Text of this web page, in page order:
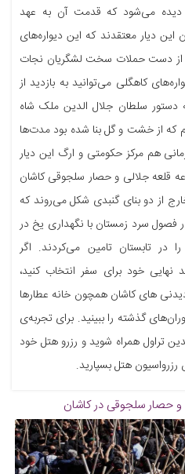
دیده می‌شود که قدمت آن به عهد
دیار معتقدند که این دیواره‌های
از دست حملات سخت لشگریان نجات
کاهگلی می‌توانید به بازدید از
دستور سلطان جلال الدین ملک شاه
که از خشت و گل بنا شده بود مدت‌ها
هم مرکز حکومتی و ارگ این دیار
قلعه جلالی و حصار سلجوقی کاشان
از دو بنای گنبدی شکل می‌روند که
فصول سرد زمستان با نگهداری یخ در
در تابستان تامین می‌کردند. اگر
خود برای سفر انتخاب کنید،
های کاشان همچون خانه عطارها
گذشته را ببینید. برای تجربه‌ی
تراول همراه شوید و رزرو هتل خود
هتل بسپارید.
و حصار سلجوقی در کاشان